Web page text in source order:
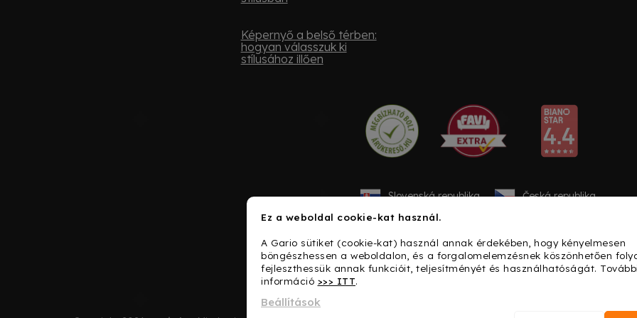
Ez a weboldal cookie-kat használ.
A Gario sütiket (cookie-kat) használ annak érdekében, hogy kényelmesen
böngészhessen a weboldalon, és a forgalomelemzésnek köszönhetően
fejleszthessük annak funkcióit, teljesítményét és használhatóságát. További
információ >>> ITT.
Beállítások
Képernyő a belső térben:
hogyan válasszuk ki
stílusához illően
Slovenská republika Česká republika